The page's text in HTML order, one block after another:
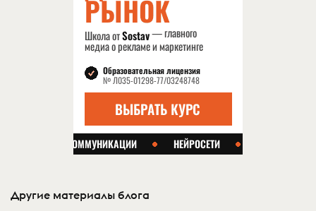
Другие материалы блога